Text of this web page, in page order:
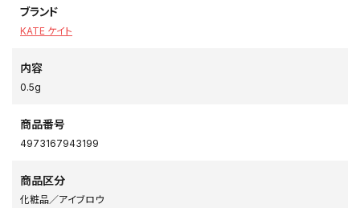
ブランド
KATE ケイト
内容
0.5g
商品番号
4973167943199
商品区分
化粧品／アイブロウ